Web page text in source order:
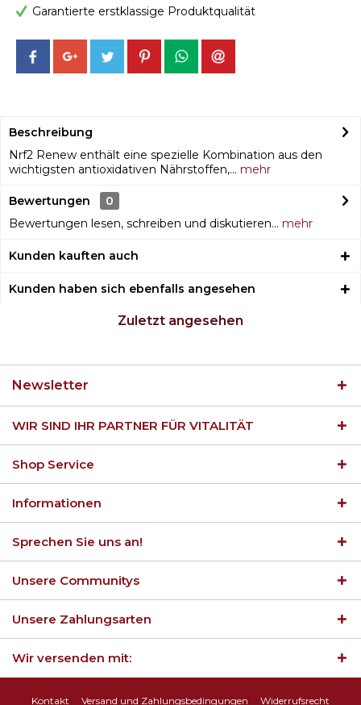
Garantierte erstklassige Produktqualität
Beschreibung
Nrf2 Renew enthält eine spezielle Kombination aus den
wichtigsten antioxidativen Nährstoffen,... mehr
Bewertungen
0
Bewertungen lesen, schreiben und diskutieren... mehr
Kunden kauften auch
Kunden haben sich ebenfalls angesehen
Zuletzt angesehen
Newsletter
WIR SIND IHR PARTNER FÜR VITALITÄT
Shop Service
Informationen
Sprechen Sie uns an!
Unsere Communitys
Unsere Zahlungsarten
Wir versenden mit:
Kontakt Versand und Zahlungsbedingungen Widerrufsrecht